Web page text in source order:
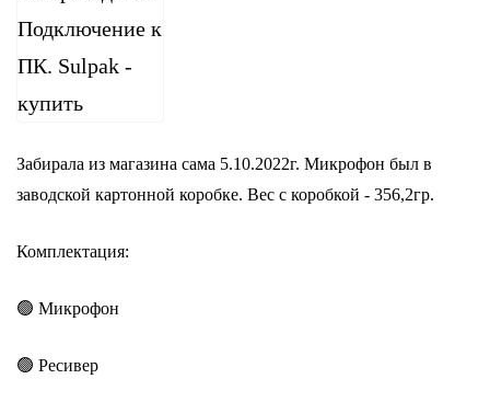
Забирала из магазина сама 5.10.2022г. Микрофон был в
заводской картонной коробке. Вес с коробкой - 356,2гр.
Комплектация:
🟢 Микрофон
🟢 Ресивер